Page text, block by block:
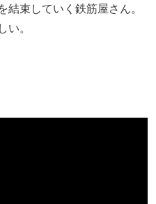
結束していく鉄筋屋さん。
い。